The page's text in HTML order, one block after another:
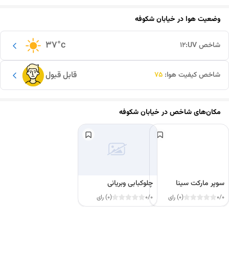
وضعیت هوا درخیابان شکوفه
37°c شاخص UV: 12
قابل قبول شاخص کیفیت هوا: 75
مکان‌های شاخص درخیابان شکوفه
سوپر مارکت سینا
0/0 (0) رای
چلوکبابی وبریانی
0/0 (0) رای